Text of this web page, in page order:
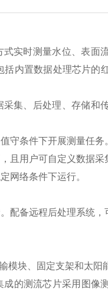
实时测量水位、表面
内置数据处理芯片的
集、后处理、存储和
守条件下开展测量任务
且用户可自定义数据采
网络条件下运行。
配备远程后处理系统，
模块、固定支架和太阳
成的测流芯片采用图像